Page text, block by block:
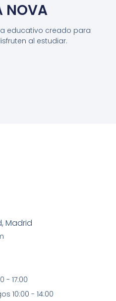
NOVA
educativo creado para
al estudiar.
Madrid
- 17:00
10:00 - 14:00